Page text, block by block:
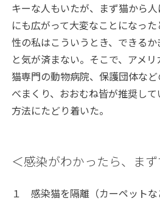
キーな人もいたが、まず猫から
にも広がって大変なことになっ
性の私はこういうとき、できる
と気が済まない。そこで、アメ
猫専門の動物病院、保護団体な
べまくり、おおむね皆が推奨し
方法にたどり着いた。
＜感染がわかったら、ま
１ 感染猫を隔離（カーペット